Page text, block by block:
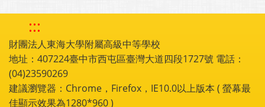
:::
財團法人東海大學附屬高級中等學校
地址：407224臺中市西屯區臺灣大道四段1727號 電話：
(04)23590269
建議瀏覽器：Chrome，Firefox，IE10.0以上版本 ( 螢幕最
佳顯示效果為1280*960 )